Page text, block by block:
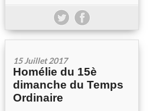
15 Juillet 2017
Homélie du 15è
dimanche du Temps
Ordinaire